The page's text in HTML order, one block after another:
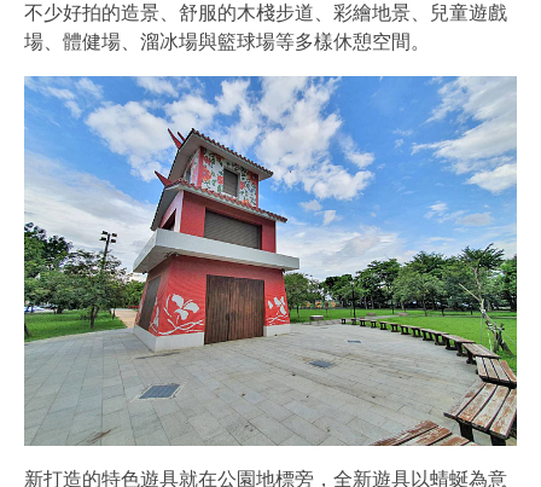
不少好拍的造景、舒服的木棧步道、彩繪地景、兒童遊戲
場、體健場、溜冰場與籃球場等多樣休憩空間。
新打造的特色遊具就在公園地標旁，全新遊具以蜻蜒為意